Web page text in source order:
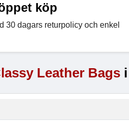
köp
30 dagars returpolicy och enkel
Leather Bags